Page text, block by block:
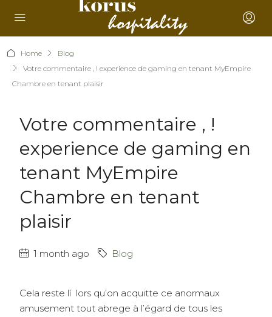
Home
Blog
Votre commentaire , ! experience de gaming en tenant MyEmpire
Chambre en tenant plaisir
Votre commentaire , !
experience de gaming en
tenant MyEmpire
Chambre en tenant
plaisir
1 month ago Blog
Cela reste lí lors qu’on acquitte ce anormaux
amusement tout abrege à l’égard de tous les